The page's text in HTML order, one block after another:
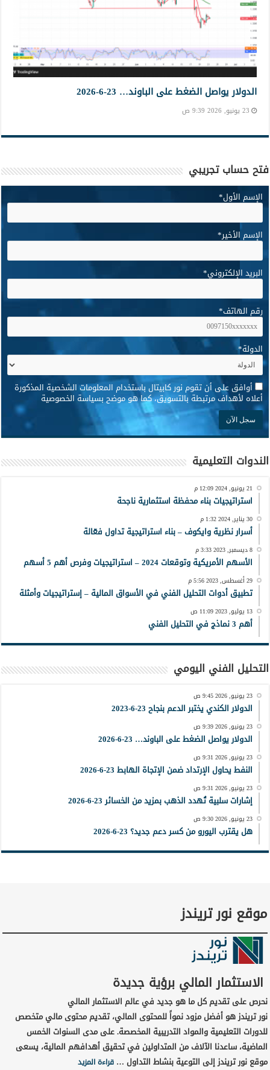
الدولار يواصل الضغط على الباوند… 23-6-2026
23 يونيو, 2026 9:39 ص
فتح حساب تجريبي
الإسم الأول*
الإسم الأخير*
البريد الإلكتروني*
رقم الهاتف*
الدولة*
* أوافق على أن تقوم نور كابيتال باستخدام المعلومات الشخصية المذكورة
أعلاه لأهداف مرتبطة بالتسويق، كما هو موضح بسياسة الخصوصية
الندوات التعليمية
21 يونيو, 2024 12:09 م
استراتيجيات بناء محفظة استثمارية ناجحة
30 يناير, 2024 1:32 م
أسرار نظرية وايكوف – بناء استراتيجية تداول فعّالة
8 ديسمبر, 2023 3:33 م
الأسهم الأمريكية وتوقعات 2024 – استراتيجيات وفرص أهم 5 أسهم
29 أغسطس, 2023 5:56 م
تطبيق أدوات التحليل الفني في الأسواق المالية – إستراتيجيات وأمثلة
13 يوليو, 2023 11:09 ص
أهم 3 نماذج في التحليل الفني
التحليل الفني اليومي
23 يونيو, 2026 9:45 ص
الدولار الكندي يختبر الدعم بنجاح 23-6-2023
23 يونيو, 2026 9:39 ص
الدولار يواصل الضغط على الباوند… 23-6-2026
23 يونيو, 2026 9:31 ص
النفط يحاول الإرتداد ضمن الإتجاة الهابط 23-6-2026
23 يونيو, 2026 9:31 ص
إشارات سلبية تُهدد الذهب بمزيد من الخسائر 23-6-2026
23 يونيو, 2026 9:30 ص
هل يقترب اليورو من كسر دعم جديد؟ 23-6-2026
موقع نور تريندز
الاستثمار المالي برؤية جديدة
نحرص على تقديم كل ما هو جديد في عالم الاستثمار المالي
نور تريندز هو أفضل مزود نمواً للمحتوى المالي، تقديم محتوى مالي متخصص
للدورات التعليمية والمواد التدريبية المخصصة. على مدى السنوات الخمس
الماضية، ساعدنا الآلاف من المتداولين في تحقيق أهدافهم المالية، يسعى
موقع نور تريندز إلى التوعية بنشاط التداول …قراءة المزيد